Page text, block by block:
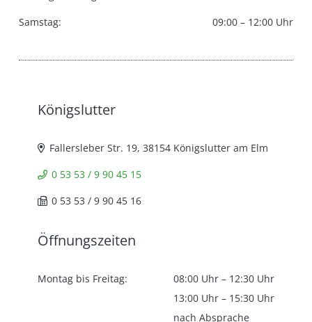
Samstag:
09:00 – 12:00 Uhr
Königslutter
Fallersleber Str. 19, 38154 Königslutter am Elm
0 53 53 / 9 90 45 15
0 53 53 / 9 90 45 16
Öffnungszeiten
Montag bis Freitag:
08:00 Uhr – 12:30 Uhr
13:00 Uhr – 15:30 Uhr
nach Absprache